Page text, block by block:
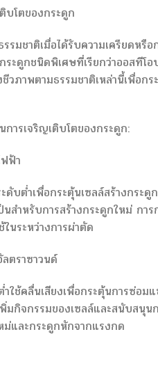
บโตของกระดูก
รมชาติเมื่อได้รับความเครียดห
ระดูกชนิดพิเศษที่เรียกว่าออสที
ภาพตามธรรมชาติเหล่านี้เพื่อก
ารเจริญเติบโตของกระดูก:
ฟ้า
บต่ำเพื่อกระตุ้นเซลล์สร้างกระ
สำหรับการสร้างกระดูกใหม่ ก
ระหว่างการผ่าตัด
ตราซาวนด์
ใช้คลื่นเสียงเพื่อกระตุ้นการซ่อม
กิจกรรมของเซลล์และสนับสนุนก
และกระดูกหักจากแรงกด